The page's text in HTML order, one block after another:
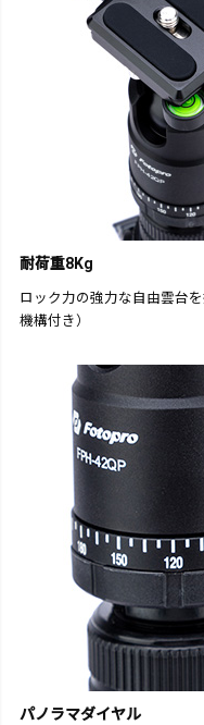
耐荷重8Kg
ロック力の強力な自由雲台
機構付き）
パノラマダイヤル